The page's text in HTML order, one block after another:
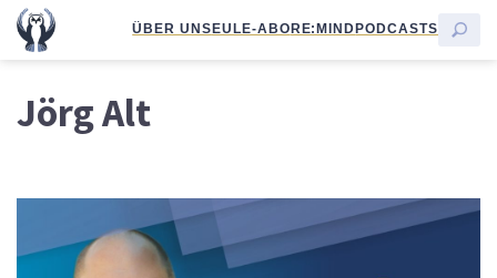
ÜBER UNSEULE-ABORE:MINDPODCASTS
Jörg Alt